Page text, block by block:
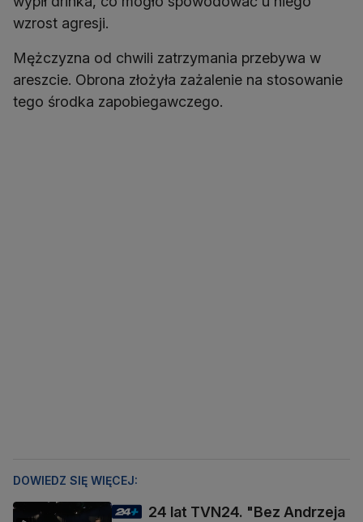
wzrost agresji.
Mężczyzna od chwili zatrzymania przebywa w
areszcie. Obrona złożyła zażalenie na stosowanie
tego środka zapobiegawczego.
DOWIEDZ SIĘ WIĘCEJ:
24 lat TVN24. "Bez Andrzeja